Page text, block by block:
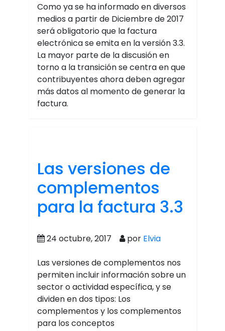
Como ya se ha informado en diversos
medios a partir de Diciembre de 2017
será obligatorio que la factura
electrónica se emita en la versión 3.3.
La mayor parte de la discusión en
torno a la transición se centra en que
contribuyentes ahora deben agregar
más datos al momento de generar la
factura.
Las versiones de
complementos
para la factura 3.3
24 octubre, 2017 por Elvia
Las versiones de complementos nos
permiten incluir información sobre un
sector o actividad específica, y se
dividen en dos tipos: Los
complementos y los complementos
para los conceptos